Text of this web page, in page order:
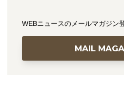
WEBニュースのメールマガジン
MAIL